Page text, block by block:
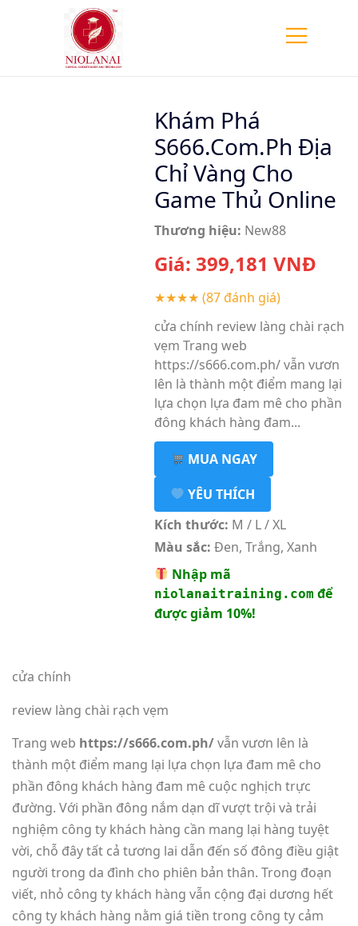
Khám Phá
S666.Com.Ph Địa
Chỉ Vàng Cho
Game Thủ Online
Thương hiệu: New88
Giá: 399,181 VNĐ
★★★★ (87 đánh giá)
cửa chính review làng chài rạch
vẹm Trang web
https://s666.com.ph/ vẫn vươn
lên là thành một điểm mang lại
lựa chọn lựa đam mê cho phần
đông khách hàng đam...
MUA NGAY
YÊU THÍCH
Kích thước: M / L / XL
Màu sắc: Đen, Trắng, Xanh
Nhập mã
niolanaitraining.com để
được giảm 10%!
cửa chính
review làng chài rạch vẹm
Trang web https://s666.com.ph/vẫn vươn lên là
thành một điểm mang lại lựa chọn lựa đam mê cho
phần đông khách hàng đam mê cuộc nghịch trực
đường. Với phần đông nắm dạn dĩ vượt trội và trải
nghiệm công ty khách hàng cần mang lại hàng tuyệt
vời, chỗ đây tất cả tương lai dẫn đến số đông điều giật
người trong da đình cho phiên bản thân. Trong đoạn
viết, nhỏ công ty khách hàng vẫn cộng đại dương hết
công ty khách hàng nằm giá tiền trong công ty cảm